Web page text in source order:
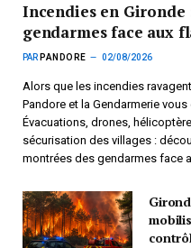
Incendies en Gironde
gendarmes face aux
PAR PANDORE 02/08/2026
Alors que les incendies
Pandore et la Gendarmerie
Évacuations, drones,
sécurisation des villages :
montrées des gendarmes face